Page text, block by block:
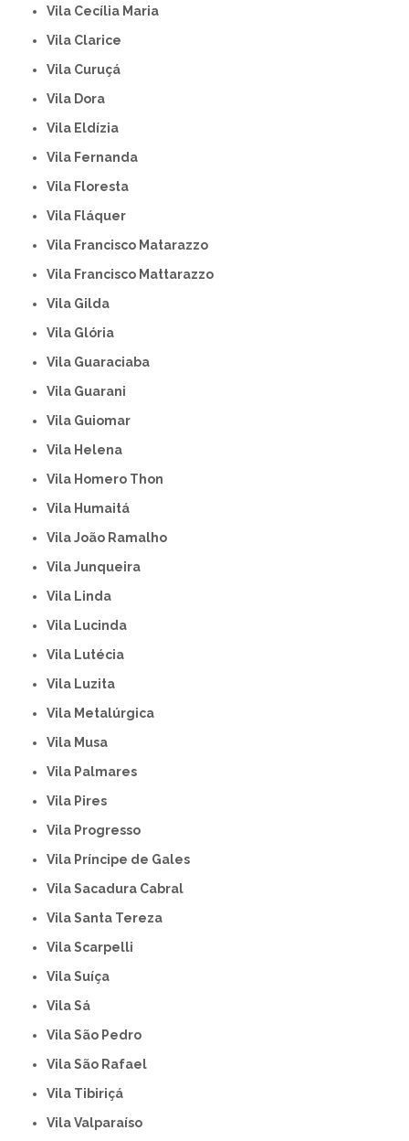
Vila Cecília Maria
Vila Clarice
Vila Curuçá
Vila Dora
Vila Eldízia
Vila Fernanda
Vila Floresta
Vila Fláquer
Vila Francisco Matarazzo
Vila Francisco Mattarazzo
Vila Gilda
Vila Glória
Vila Guaraciaba
Vila Guarani
Vila Guiomar
Vila Helena
Vila Homero Thon
Vila Humaitá
Vila João Ramalho
Vila Junqueira
Vila Linda
Vila Lucinda
Vila Lutécia
Vila Luzita
Vila Metalúrgica
Vila Musa
Vila Palmares
Vila Pires
Vila Progresso
Vila Príncipe de Gales
Vila Sacadura Cabral
Vila Santa Tereza
Vila Scarpelli
Vila Suíça
Vila Sá
Vila São Pedro
Vila São Rafael
Vila Tibiriçá
Vila Valparaíso